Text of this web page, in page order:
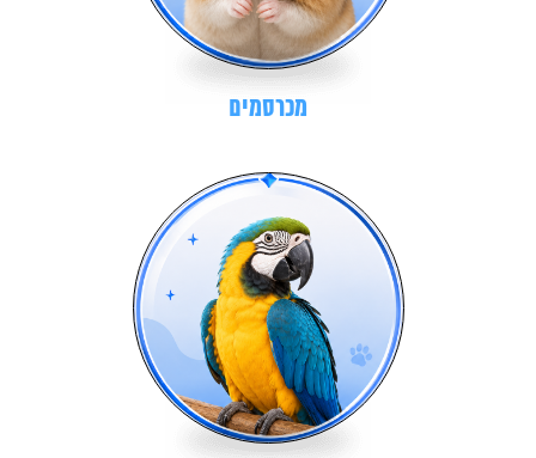
מכרסמים